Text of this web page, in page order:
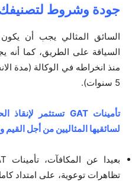
جودة وشروط لتصنيفك
السائق المثالي يجب أن
السياقة على الطريق، كما
منذ انخراطه في الوكالة (مدة
5 سنوات).
تأمينات GAT
تستثمر لإنقاذ
لسائقيها المثاليين من أجل القيم
تظاهرات توعوية، على امتداد